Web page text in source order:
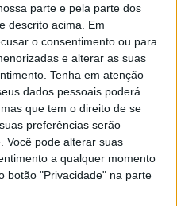
parte e pela parte dos
descrito acima. Em
o consentimento ou para
e alterar as suas
Tenha em atenção
dados pessoais poderá
que tem o direito de se
preferências serão
Você pode alterar suas
a qualquer momento
botão "Privacidade" na parte
e melhorias em 7
de saúde do